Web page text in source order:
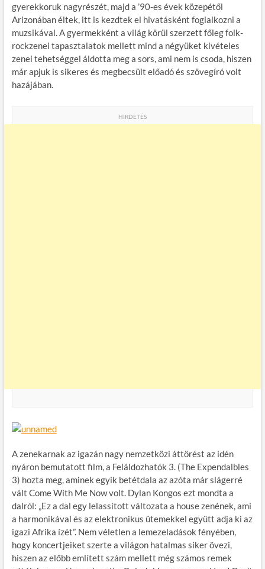
gyerekkoruk nagyrészét, majd a ’90-es évek közepétől
Arizonában éltek, itt is kezdtek el hivatásként foglalkozni a
muzsikával. A gyermekként a világ körül szerzett főleg folk-
rockzenei tapasztalatok mellett mind a négyüket kivételes
zenei tehetséggel áldotta meg a sors, ami nem is csoda, hiszen
már apjuk is sikeres és megbecsült előadó és szövegíró volt
hazájában.
HIRDETÉS
A zenekarnak az igazán nagy nemzetközi áttörést az idén
nyáron bemutatott film, a Feláldozhatók 3. (The Expendalbles
3) hozta meg, aminek egyik betétdala az azóta már slágerré
vált Come With Me Now volt. Dylan Kongos ezt mondta a
dalról: „Ez a dal egy lelassított változata a house zenének, ami
a harmonikával és az elektronikus ütemekkel együtt adja ki az
igazi Afrika ízét”. Nem véletlen a lemezeladások fényében,
hogy koncertjeiket szerte a világon hatalmas siker övezi,
hiszen az előbb említett szám mellett még számos remek